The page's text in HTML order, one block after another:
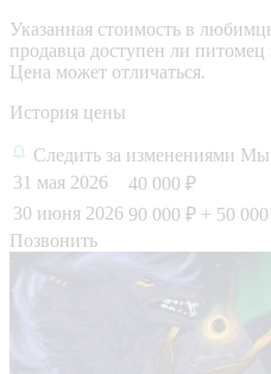
Указанная стоимость в
продавца доступен ли питомец
Цена может отличаться.
История цены
Следить за изменениями Мы
31 мая 2026
40 000 ₽
30 июня 2026 90 000 ₽ + 50
Позвонить